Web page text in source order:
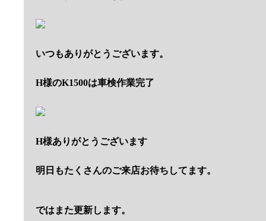
いつもありがとうございます。
H様のK1500は車検作業完了
H様ありがとうございます
明日もたくさんのご来店お待ちしてます。
ではまた更新します。